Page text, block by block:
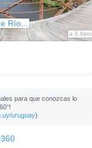
Río...
a 8.6km
para que conozcas lo
uruguay)